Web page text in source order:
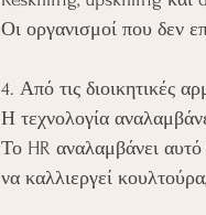
Οι οργανισμοί που δεν
4. Από τις διοικητικές
Η τεχνολογία
Το HR αναλαμβάνει
να καλλιεργεί